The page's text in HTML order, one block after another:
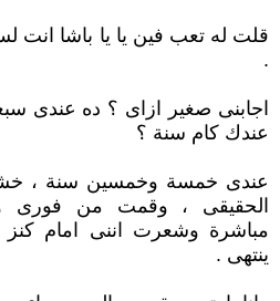
قلت له تعب فين يا يا باشا انت
.
اجابنى صغير ازاى ؟ ده عندى
عندك كام سنة ؟
عندى خمسة وخمسين سنة ،
الحقيقى ، وقمت من فورى
مباشرة وشعرت اننى امام
ينتهى .